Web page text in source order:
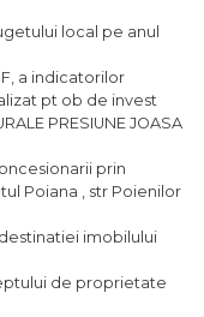
local pe anul
a indicatorilor
pt ob de invest
PRESIUNE JOASA
prin
Poiana , str Poienilor
imobilului
de proprietate